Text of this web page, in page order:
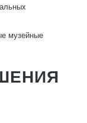
музейные